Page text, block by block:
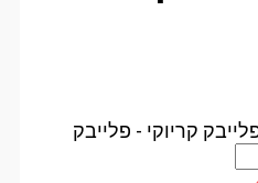
קריוקי - פלייבק